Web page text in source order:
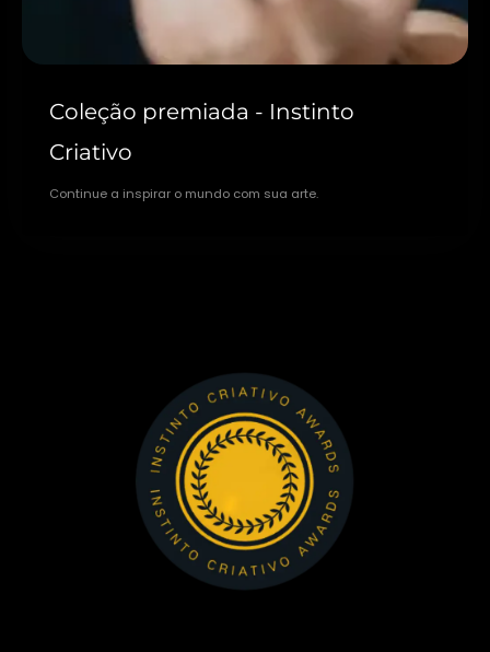
Coleção premiada - Instinto
Criativo
Continue a inspirar o mundo com sua arte.